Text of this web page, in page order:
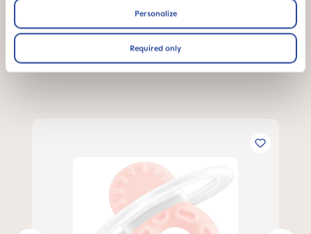
Personalize
Required only
Rekommenderade MAM-produkter till dig